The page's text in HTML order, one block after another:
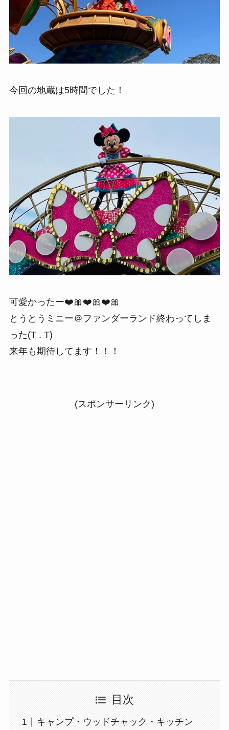
今回の地蔵は5時間でした！
可愛かったー❤️🎀❤️🎀❤️🎀
とうとうミニー＠ファンダーランド終わってしま
った(T . T)
来年も期待してます！！！
(スポンサーリンク)
目次
キャンプ・ウッドチャック・キッチン